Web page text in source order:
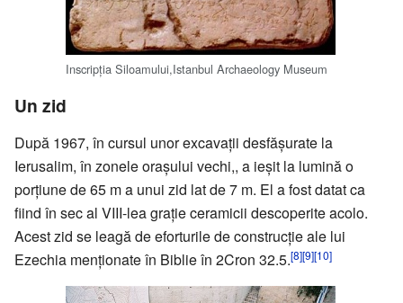
Inscripţia Siloamului,Istanbul Archaeology Museum
Un zid
După 1967, în cursul unor excavaţii desfăşurate la
Ierusalim, în zonele oraşului vechi,, a ieşit la lumină o
porţiune de 65 m a unui zid lat de 7 m. El a fost datat ca
fiind în sec al VIII-lea graţie ceramicii descoperite acolo.
Acest zid se leagă de eforturile de construcţie ale lui
Ezechia menţionate în Biblie în 2Cron 32.5.[8][9][10]